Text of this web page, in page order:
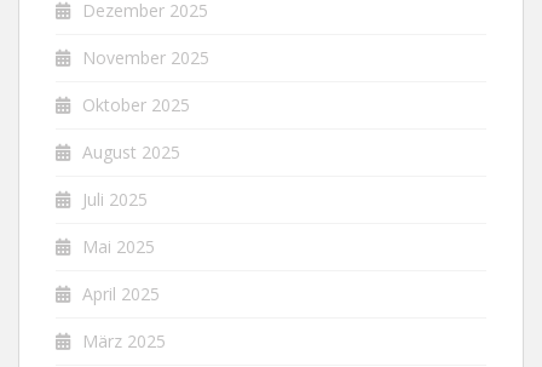
Dezember 2025
November 2025
Oktober 2025
August 2025
Juli 2025
Mai 2025
April 2025
März 2025